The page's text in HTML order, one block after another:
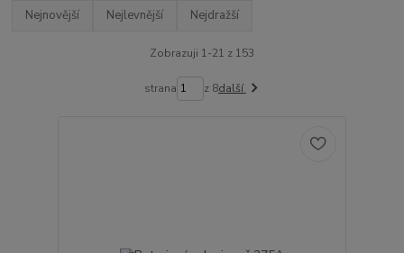
Nejnovější Nejlevnější Nejdražší
Zobrazuji 1-21 z 153
strana z 8další